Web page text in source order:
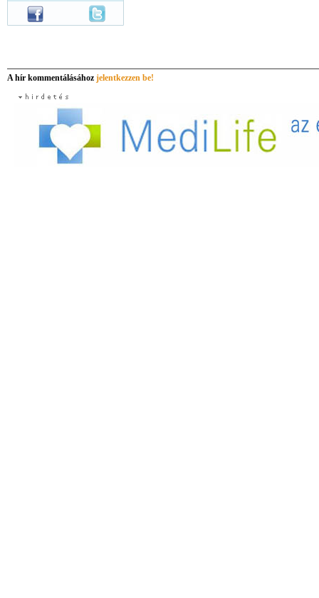
A hír kommentálásához jelentkezzen be!